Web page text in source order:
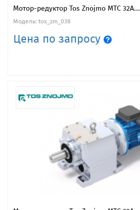
Мотор-редуктор Tos Znojmo MTC 32A...
Модель: tos_zm_038
Цена по запросу